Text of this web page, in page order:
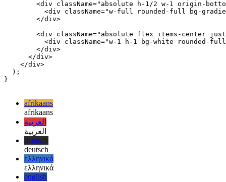
    <div className="flex justify-center py-10 group">
<div className="relative flex flex-col items-
<div className="absolute w-1 duration-1000
<div className="absolute h-1/2 w-1 origin-
<div className="w-full rounded-full bg-
        </div>
<div className="absolute flex items-center
<div className="w-1 h-1 bg-white rounded-
        </div>
  );
afrikaans
afrikaans
العربية
العربية
deutsch